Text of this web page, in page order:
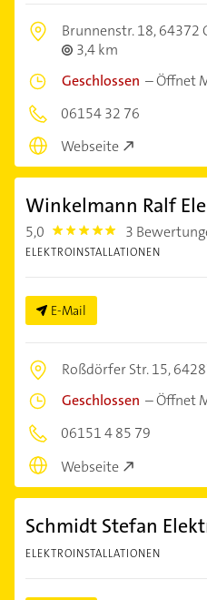
Brunnenstr. 18,64372
3,4 km
Geschlossen –Öffnet
06154 32 76
Webseite
Winkelmann Ralf
5,0 5.0 3
ELEKTROINSTALLATIONEN
E-Mail
Roßdörfer Str. 15,
Geschlossen –Öffnet
06151 4 85 79
Webseite
Schmidt Stefan
ELEKTROINSTALLATIONEN